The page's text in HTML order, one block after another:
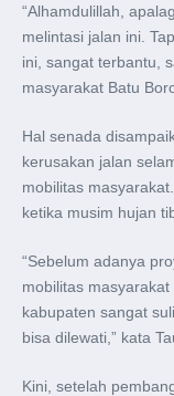
“Alhamdulillah,
melintasi jalan ini.
ini, sangat terbantu,
masyarakat Batu
Hal senada
kerusakan jalan
mobilitas
ketika musim hujan
“Sebelum adanya
mobilitas
kabupaten sangat
bisa dilewati,” kata
Kini, setelah